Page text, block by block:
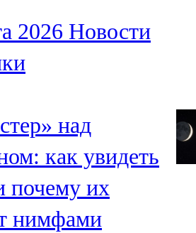
2026 Новости
над
как увидеть
почему их
нимфами